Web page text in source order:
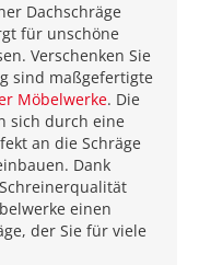
Dachschräge
für unschöne
Verschenken Sie
sind maßgefertigte
Möbelwerke. Die
sich durch eine
an die Schräge
Dank
einen
der Sie für viele